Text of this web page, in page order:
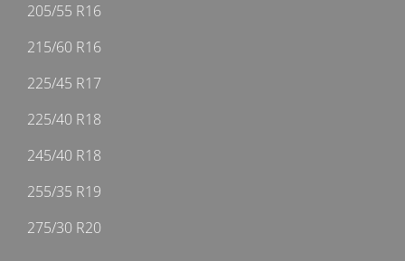
205/55 R16
215/60 R16
225/45 R17
225/40 R18
245/40 R18
255/35 R19
275/30 R20